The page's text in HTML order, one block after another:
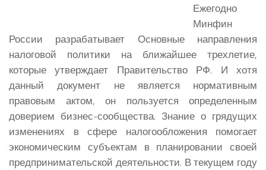
Ежегодно
Минфин
России разрабатывает Основные направления
налоговой политики на ближайшее трехлетие,
которые утверждает Правительство РФ. И хотя
данный документ не является нормативным
правовым актом, он пользуется определенным
доверием бизнес-сообщества. Знание о грядущих
изменениях в сфере налогообложения помогает
экономическим субъектам в планировании своей
предпринимательской деятельности. В текущем году